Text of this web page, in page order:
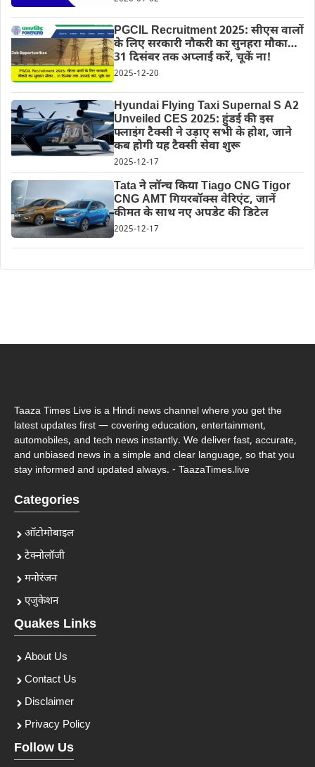
PGCIL Recruitment 2025: सीएस वालों
के लिए सरकारी नौकरी का सुनहरा मौका…
31 दिसंबर तक अप्लाई करें, चूकें ना!
2025-12-20
Hyundai Flying Taxi Supernal S A2
Unveiled CES 2025: हुंडई की इस
फ्लाइंग टैक्सी ने उड़ाए सभी के होश, जाने
कब होगी यह टैक्सी सेवा शुरू
2025-12-17
Tata ने लॉन्च किया Tiago CNG Tigor
CNG AMT गियरबॉक्स वेरिएंट, जानें
कीमत के साथ नए अपडेट की डिटेल
2025-12-17
Taaza Times Live is a Hindi news channel where you get the
latest updates first — covering education, entertainment,
automobiles, and tech news instantly. We deliver fast, accurate,
and unbiased news in a simple and clear language, so that you
stay informed and updated always. - TaazaTimes.live
Categories
ऑटोमोबाइल
टेक्नोलॉजी
मनोरंजन
एजुकेशन
Quakes Links
About Us
Contact Us
Disclaimer
Privacy Policy
Follow Us